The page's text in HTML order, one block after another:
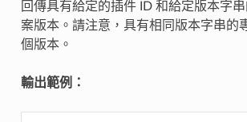
回傳具有給定的插件 ID 和給定版本字
案版本。請注意，具有相同版本字串的
個版本。
輸出範例：